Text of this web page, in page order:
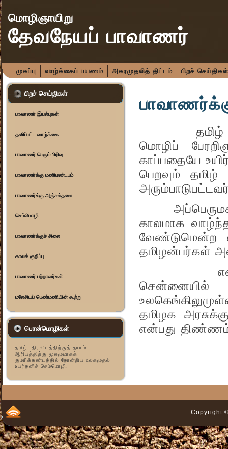
மொழிஞாயிறு
தேவநேயப் பாவாணர்
முகப்பு வாழ்க்கைப் பயணம் அகரமுதலித் திட்டம் பிறச் செய்திகள்
பிறச் செய்திகள்
பாவாணர் இயல்புகள்
தனிப்பட்ட வாழ்க்கை
பாவாணர் பெரும் பிரிவு
பாவாணர்க்கு மணிமண்டபம்
பாவாணர்க்கு அஞ்சல்தலை
செம்மொழி
பாவாணர்க்குச் சிலை
காலக் குறிப்பு
பாவாணர் பற்றாளர்கள்
மலேசியப் பெண்மணியின் கூற்று
பொன்மொழிகள்
தமிழ், திரவிடத்திற்குத் தாயும்
ஆரியத்திற்கு மூலமுமாகக்
குமரிக்கண்டத்தில் தோன்றிய உலகமுதல்
உயர்தனிச் செம்மொழி.
தமிழ்
மொழிப்
காப்பதையே
பெறவும்
காலமாக
வேண்டுமென்ற
தமிழன்பர்கள்
எனவே,
சென்னையில்
தமிழக
என்பது
Copyright